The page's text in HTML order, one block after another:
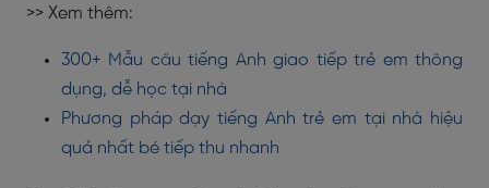
>> Xem thêm:
300+ Mẫu câu tiếng Anh giao tiếp trẻ em thông
dụng, dễ học tại nhà
Phương pháp dạy tiếng Anh trẻ em tại nhà hiệu
quả nhất bé tiếp thu nhanh